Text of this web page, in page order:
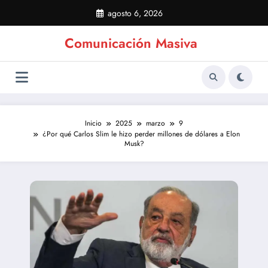
contenido
agosto 6, 2026
Comunicación Masiva
Inicio 2025 marzo
9
¿Por qué Carlos Slim le hizo perder millones de dólares a Elon
Musk?